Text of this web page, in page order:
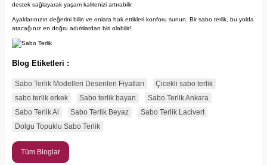
destek sağlayarak yaşam kalitenizi artırabilir.
Ayaklarınızın değerini bilin ve onlara hak ettikleri konforu sunun. Bir sabo terlik, bu yolda
atacağınız en doğru adımlardan biri olabilir!
Blog Etiketleri :
Sabo Terlik Modelleri Desenleri Fiyatları
Çicekli sabo terlik
sabo terlik erkek
Sabo terlik bayan
Sabo Terlik Ankara
Sabo Terlik Al
Sabo Terlik Beyaz
Sabo Terlik Lacivert
Dolgu Topuklu Sabo Terlik
Tüm Bloglar